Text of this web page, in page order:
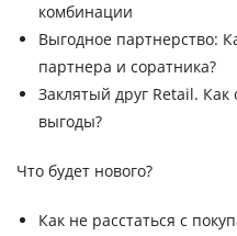
комбинации
Выгодное партнерство:
партнера и соратника?
Заклятый друг Retail.
выгоды?
Что будет нового?
Как не расстаться с